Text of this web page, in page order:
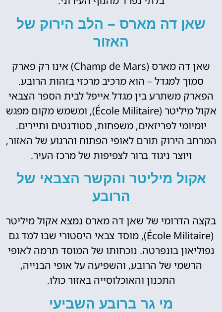
שאן דה מארס – הלב הירוק של
האזור
שאן דה מארס (Champ de Mars) אינו רק פארק
סמוך למגדל – הוא מרכיב מרכזי בזהות הרובע.
הפארק משתרע בין מגדל אייפל לבית הספר הצבאי
אקול מיליטר (École Militaire), ומשמש מקום מפגש
יומיומי לפריזאים, משפחות, סטודנטים ותיירים.
המרחב הירוק תורם לאופי הפתוח והרגוע של האזור,
ויוצר ניגוד ברור לצפיפות של מרכז העיר.
אקול מיליטר והקשר הצבאי של
הרובע
בקצה הדרומי של שאן דה מארס נמצא אקול מיליטר
(École Militaire), מוסד צבאי היסטורי שבו למד גם
נפוליאון בונפרטה. נוכחותו של המוסד תרמה לאופי
הרשמי של הרובע, והשפיעה על אופי הבנייה,
התכנון והאוכלוסייה באזור כולו.
מי גר ברובע השביעי